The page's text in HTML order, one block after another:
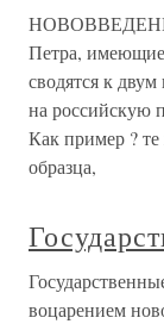
Петра, имеющие
сводятся к
на российскую
Как пример ?
образца,
воцарением